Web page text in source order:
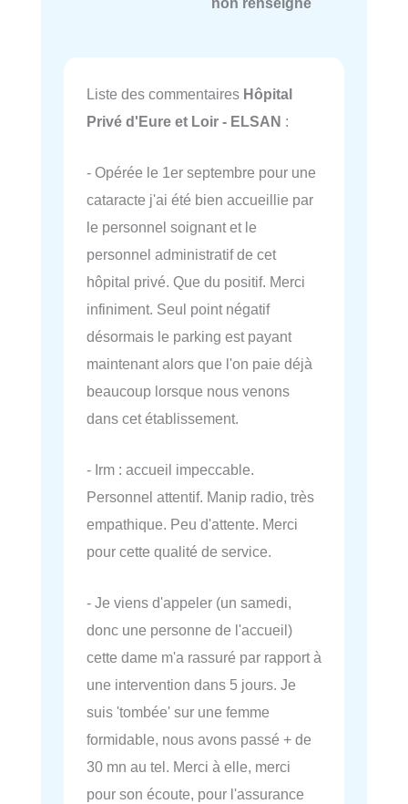
Liste des commentaires Hôpital
Privé d'Eure et Loir - ELSAN :
- Opérée le 1er septembre pour une
cataracte j'ai été bien accueillie par
le personnel soignant et le
personnel administratif de cet
hôpital privé. Que du positif. Merci
infiniment. Seul point négatif
désormais le parking est payant
maintenant alors que l'on paie déjà
beaucoup lorsque nous venons
dans cet établissement.
- Irm : accueil impeccable.
Personnel attentif. Manip radio, très
empathique. Peu d'attente. Merci
pour cette qualité de service.
- Je viens d'appeler (un samedi,
donc une personne de l'accueil)
cette dame m'a rassuré par rapport à
une intervention dans 5 jours. Je
suis 'tombée' sur une femme
formidable, nous avons passé + de
30 mn au tel. Merci à elle, merci
pour son écoute, pour l'assurance